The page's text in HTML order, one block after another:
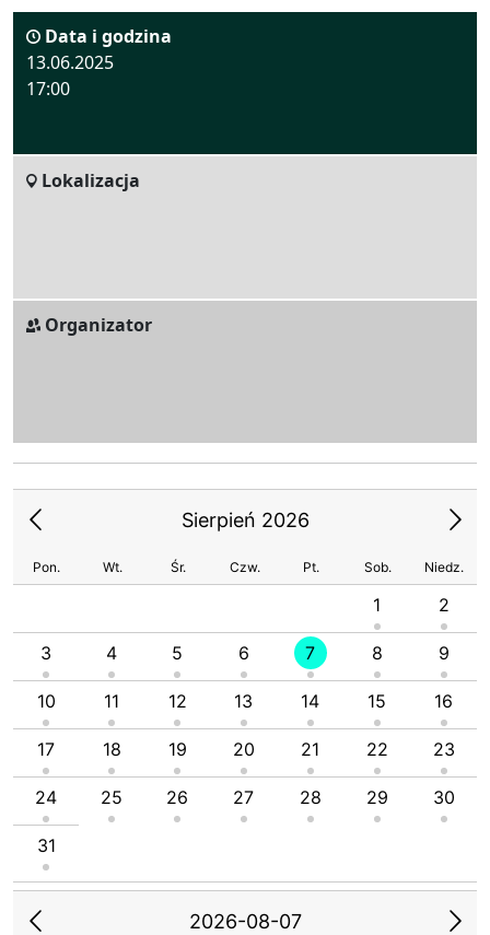
Data i godzina
13.06.2025
17:00
Lokalizacja
Organizator
Sierpień 2026
Pon. Wt. Śr. Czw. Pt. Sob. Niedz.
1 2
3 4 5 6 7 8 9
10 11 12 13 14 15 16
17 18 19 20 21 22 23
24 25 26 27 28 29 30
31
2026-08-07